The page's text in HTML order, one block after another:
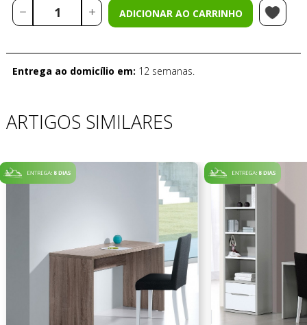
ADICIONAR AO CARRINHO
Entrega ao domicílio em: 12 semanas.
ARTIGOS SIMILARES